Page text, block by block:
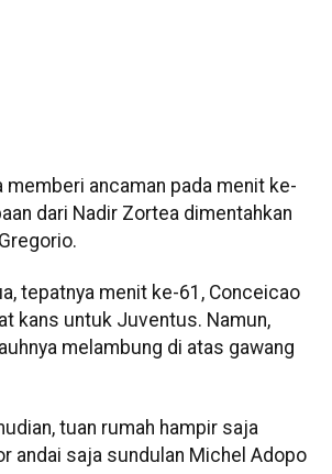
memberi ancaman pada menit ke-
dari Nadir Zortea dimentahkan
tepatnya menit ke-61, Conceicao
kans untuk Juventus. Namun,
melambung di atas gawang
tuan rumah hampir saja
andai saja sundulan Michel Adopo